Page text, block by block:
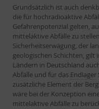
Grundsätzlich ist auch
die für hochradioaktive
Gefahrenpotenzial gelten,
mittelaktive Abfälle zu
Sicherheitserwägung, der
geologischen Schichten, gilt
Ländern in Deutschland
Abfälle und für das Endlager
zusätzliche Element der
wäre bei der Konzeption
mittelaktive Abfälle zu